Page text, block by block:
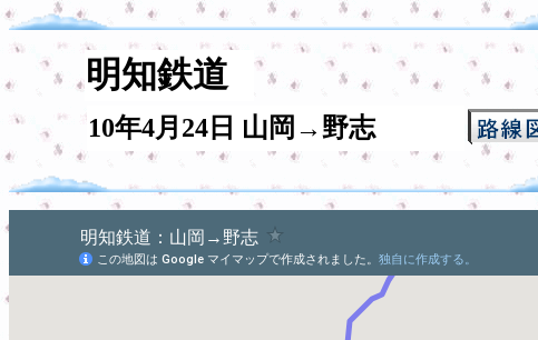
明知鉄道
10年4月24日 山岡→野志